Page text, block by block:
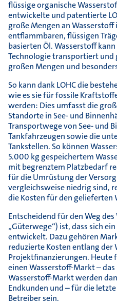
flüssige organische
entwickelte und patentierte
große Mengen an
entflammbaren, flüssigen
basierten Öl. Wasserstoff
Technologie transportiert und
großen Mengen und
So kann dank LOHC die
wie es sie für fossile
werden: Dies umfasst die
Standorte in See- und
Transportwege von See- und
Tankfahrzeugen sowie die
Tankstellen. So können
5.000 kg gespeichertem
mit begrenztem Platzbedarf
für die Umrüstung der
vergleichsweise niedrig sind,
die Kosten für den gelieferten
Entscheidend für den Weg
„Güterwege“) ist, dass sich
entwickelt. Dazu gehören
reduzierte Kosten entlang
Projektfinanzierungen. Heute
einen Wasserstoff-Markt –
Wasserstoff-Markt werden
Endkunden und – für die
Betreiber sein.